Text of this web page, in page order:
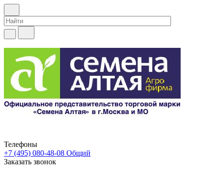
Телефоны
+7 (495) 080-48-08 Общий
Заказать звонок